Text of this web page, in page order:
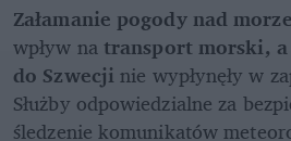
Załamanie pogody nad
wpływ na transport morski, a
do Szwecji nie wypłynęły w
Służby odpowiedzialne za
śledzenie komunikatów